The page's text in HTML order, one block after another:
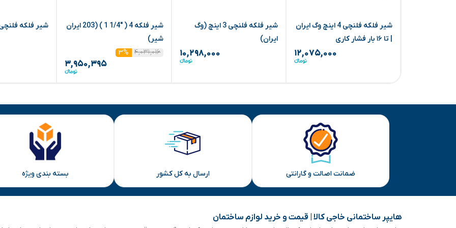
شیر فلکه فلنچی 4 اینچ وگ ایران
| تا ۱۶ بار فشار کاری
۱۲,۰۷۵,۰۰۰
شیر فلکه فلنچی 3 اینچ (وگ
ایران)
۱۰,۲۹۸,۰۰۰
شیر فلکه 4 ( "1/4 1 ) (203 ایران
شیر)
۴,۰۳۱,۰۱۶
۳%
۳,۹۵۰,۳۹۵
شیر فلکه فلنچی 2 اینچ وگ
ضمانت اصالت و گارانتی ارسال به کل کشور بسته بندی ویژه
هایپر ساختمانی خاجی‌ کالا | قیمت و خرید لوازم ساختمان